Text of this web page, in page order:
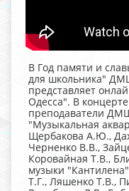
В Год памяти и
для школьника"
представляет
Одесса". В
преподаватели
"Музыкальная
Щербакова А.Ю.,
Черненко В.В.,
Коровайная Т.В.,
музыки
Т.Г., Ляшенко Т.В.,